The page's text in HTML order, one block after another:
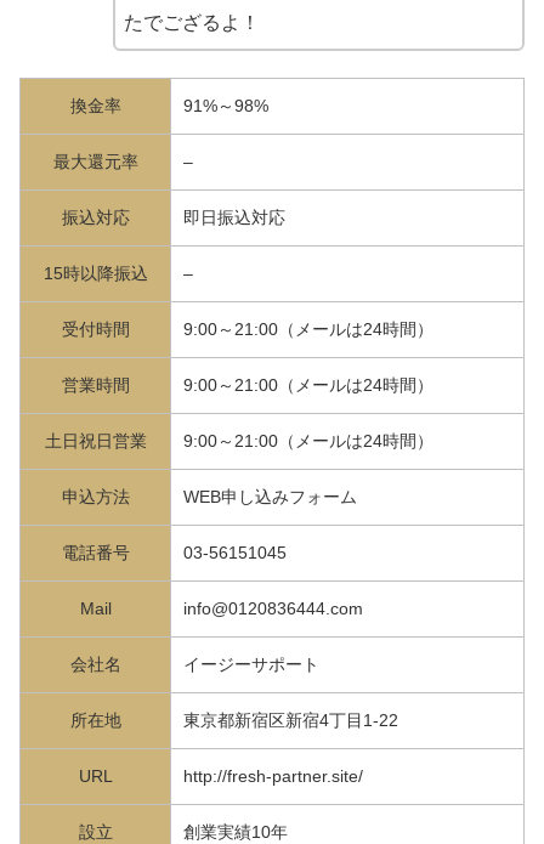
たでござるよ！
換金率 91%～98%
最大還元率 –
振込対応 即日振込対応
15時以降振込 –
受付時間 9:00～21:00（メールは24時間）
営業時間 9:00～21:00（メールは24時間）
土日祝日営業 9:00～21:00（メールは24時間）
申込方法 WEB申し込みフォーム
電話番号 03-56151045
Mail info@0120836444.com
会社名 イージーサポート
所在地 東京都新宿区新宿4丁目1-22
URL http://fresh-partner.site/
設立 創業実績10年